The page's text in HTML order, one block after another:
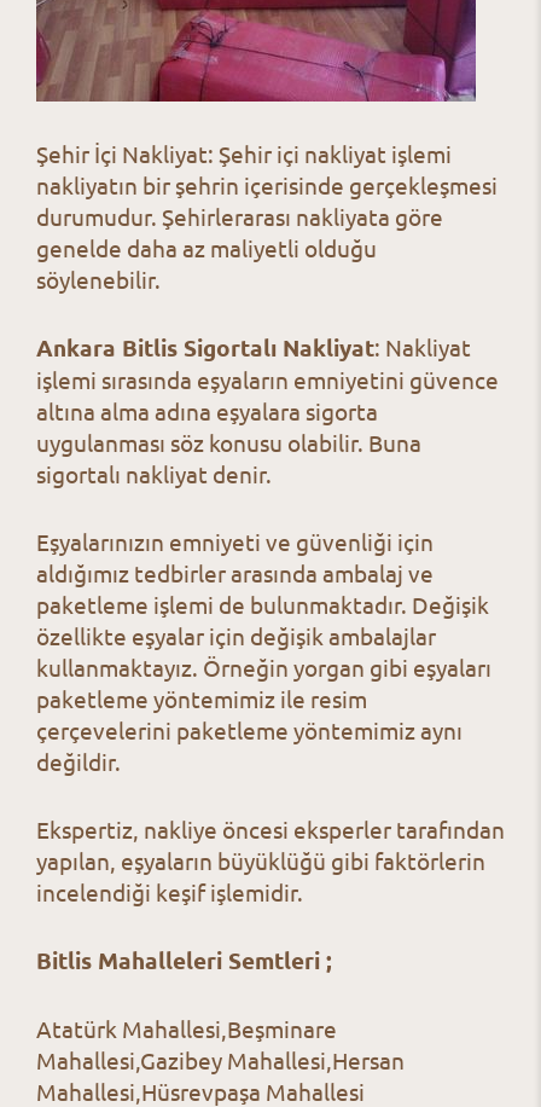
Şehir İçi Nakliyat: Şehir içi nakliyat işlemi
nakliyatın bir şehrin içerisinde gerçekleşmesi
durumudur. Şehirlerarası nakliyata göre
genelde daha az maliyetli olduğu
söylenebilir.
Ankara Bitlis Sigortalı Nakliyat: Nakliyat
işlemi sırasında eşyaların emniyetini güvence
altına alma adına eşyalara sigorta
uygulanması söz konusu olabilir. Buna
sigortalı nakliyat denir.
Eşyalarınızın emniyeti ve güvenliği için
aldığımız tedbirler arasında ambalaj ve
paketleme işlemi de bulunmaktadır. Değişik
özellikte eşyalar için değişik ambalajlar
kullanmaktayız. Örneğin yorgan gibi eşyaları
paketleme yöntemimiz ile resim
çerçevelerini paketleme yöntemimiz aynı
değildir.
Ekspertiz, nakliye öncesi eksperler tarafından
yapılan, eşyaların büyüklüğü gibi faktörlerin
incelendiği keşif işlemidir.
Bitlis Mahalleleri Semtleri ;
Atatürk Mahallesi,Beşminare
Mahallesi,Gazibey Mahallesi,Hersan
Mahallesi,Hüsrevpaşa Mahallesi